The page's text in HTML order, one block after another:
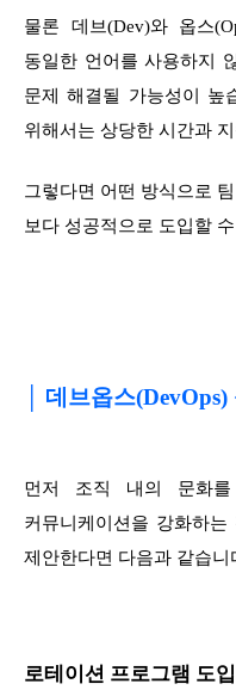
물론 데브(Dev)와 옵스
동일한 언어를 사용하지
문제 해결될 가능성이 높
위해서는 상당한 시간과
그렇다면 어떤 방식으로
보다 성공적으로 도입할
│ 데브옵스
먼저 조직 내의 문화
커뮤니케이션을 강화하
제안한다면 다음과 같습니
로테이션 프로그램 도입